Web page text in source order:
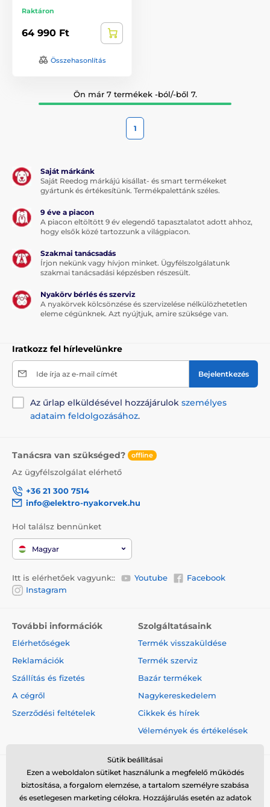
Raktáron
64 990 Ft
Összehasonlítás
Ön már 7 termékek -ból/-ből 7.
1
Saját márkánk
Saját Reedog márkájú kisállat- és smart termékeket
gyártunk és értékesítünk. Termékpalettánk széles.
9 éve a piacon
A piacon eltöltött 9 év elegendő tapasztalatot adott ahhoz,
hogy elsők közé tartozzunk a világpiacon.
Szakmai tanácsadás
Írjon nekünk vagy hívjon minket. Ügyfélszolgálatunk
szakmai tanácsadási képzésben részesült.
Nyakörv bérlés és szerviz
A nyakörvek kölcsönzése és szervizelése nélkülözhetetlen
eleme cégünknek. Azt nyújtjuk, amire szüksége van.
Iratkozz fel hírlevelünkre
Ide írja az e-mail címét Bejelentkezés
Az űrlap elküldésével hozzájárulok személyes
adataim feldolgozásához.
Tanácsra van szükséged? offline
Az ügyfélszolgálat elérhető
+36 21 300 7514
info@elektro-nyakorvek.hu
Hol találsz bennünket
Magyar
Itt is elérhetőek vagyunk:: Youtube
Facebook
Instagram
További információk
Elérhetőségek
Reklamációk
Szállítás és fizetés
A cégről
Szerződési feltételek
Szolgáltatásaink
Termék visszaküldése
Termék szerviz
Bazár termékek
Nagykereskedelem
Cikkek és hírek
Vélemények és értékelések
Sütik beállításai
Ezen a weboldalon sütiket használunk a megfelelő működés
biztosítása, a forgalom elemzése, a tartalom személyre szabása
és esetlegesen marketing célokra. Hozzájárulás esetén az adatok